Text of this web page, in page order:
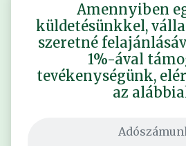
Amennyiben
küldetésünkkel,
szeretné
1%-ával
tevékenységünk,
az